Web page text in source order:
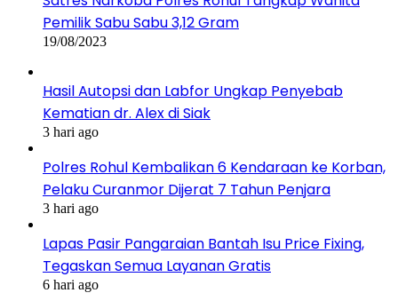
Pemilik Sabu Sabu 3,12 Gram
19/08/2023
Hasil Autopsi dan Labfor Ungkap Penyebab
Kematian dr. Alex di Siak
3 hari ago
Polres Rohul Kembalikan 6 Kendaraan ke Korban,
Pelaku Curanmor Dijerat 7 Tahun Penjara
3 hari ago
Lapas Pasir Pangaraian Bantah Isu Price Fixing,
Tegaskan Semua Layanan Gratis
6 hari ago